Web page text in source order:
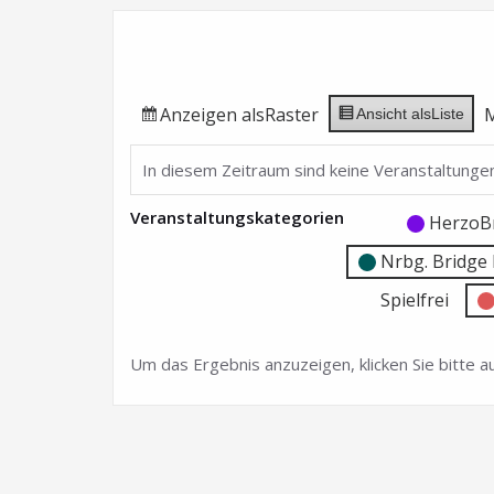
Anzeigen alsRaster Ansicht alsListe
In diesem Zeitraum sind keine
Veranstaltungskategorien
Kategorie
ohne
Titel
Kategorie
ohne
Titel
Nrbg. Bridge
Spielfrei
Um das Ergebnis anzuzeigen, klicken Sie bitte